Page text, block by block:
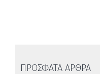
ΠΡΟΣΦΑΤΑ ΑΡΘΡΑ